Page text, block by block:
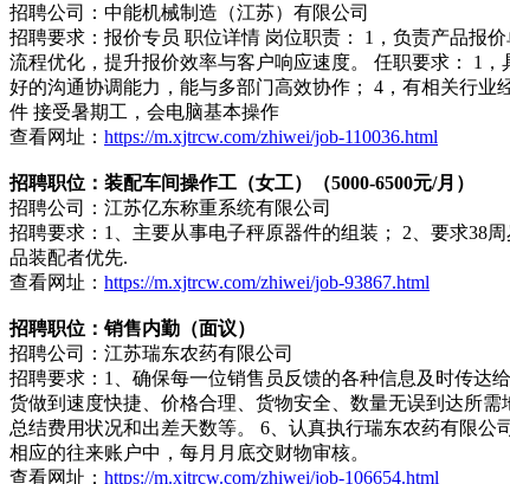
招聘公司：中能机械制造（江苏）有限公司
招聘要求：报价专员 职位详情 岗位职责： 1，负责产品报
流程优化，提升报价效率与客户响应速度。 任职要求： 1
好的沟通协调能力，能与多部门高效协作； 4，有相关行
件 接受暑期工，会电脑基本操作
查看网址： https://m.xjtrcw.com/zhiwei/job-110036.html
招聘职位：装配车间操作工（女工）（5000-6500元/月）
招聘公司：江苏亿东称重系统有限公司
招聘要求：1、主要从事电子秤原器件的组装； 2、要求38
品装配者优先.
查看网址： https://m.xjtrcw.com/zhiwei/job-93867.html
招聘职位：销售内勤（面议）
招聘公司：江苏瑞东农药有限公司
招聘要求：1、确保每一位销售员反馈的各种信息及时传达
货做到速度快捷、价格合理、货物安全、数量无误到达所
总结费用状况和出差天数等。 6、认真执行瑞东农药有限
相应的往来账户中，每月月底交财物审核。
查看网址： https://m.xjtrcw.com/zhiwei/job-106654.html